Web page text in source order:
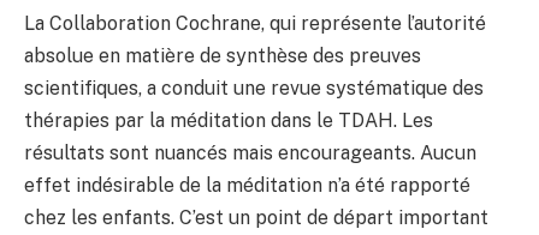
La Collaboration Cochrane, qui représente l’autorité
absolue en matière de synthèse des preuves
scientifiques, a conduit une revue systématique des
thérapies par la méditation dans le TDAH. Les
résultats sont nuancés mais encourageants. Aucun
effet indésirable de la méditation n’a été rapporté
chez les enfants. C’est un point de départ important